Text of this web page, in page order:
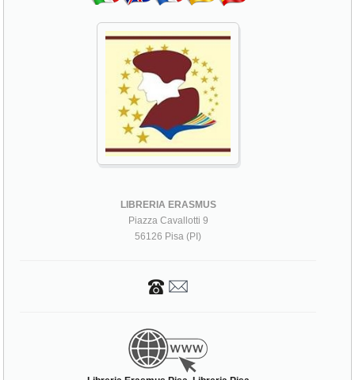
LIBRERIA ERASMUS
Piazza Cavallotti 9
56126 Pisa (PI)